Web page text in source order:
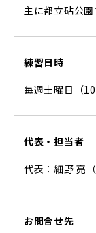
主に都立砧公園
練習日時
毎週土曜日（
代表・担当者
代表：細野 亮（
お問合せ先